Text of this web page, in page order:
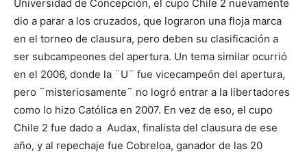
Universidad de Concepción, el cupo Chile 2 nuevamente
dio a parar a los cruzados, que lograron una floja marca
en el torneo de clausura, pero deben su clasificación a
ser subcampeones del apertura. Un tema similar ocurrió
en el 2006, donde la ¨U¨ fue vicecampeón del apertura,
pero ¨misteriosamente¨ no logró entrar a la libertadores
como lo hizo Católica en 2007. En vez de eso, el cupo
Chile 2 fue dado a Audax, finalista del clausura de ese
año, y al repechaje fue Cobreloa, ganador de las 20